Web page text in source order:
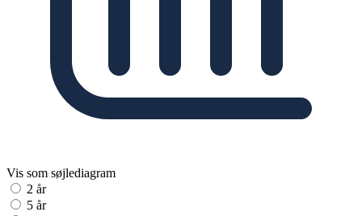
Vis som søjlediagram
2 år
5 år